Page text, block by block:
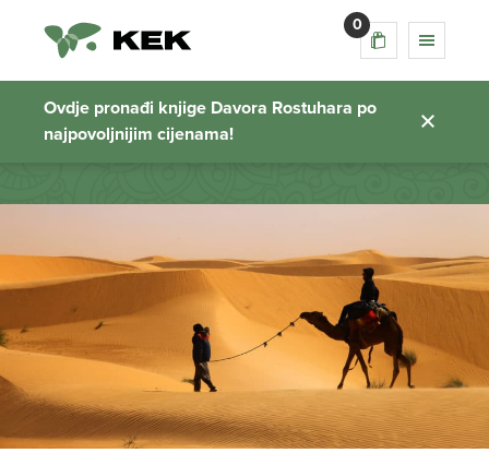
0
Ovdje pronađi knjige Davora Rostuhara po
najpovoljnijim cijenama!
mauritanija
Početna stranica